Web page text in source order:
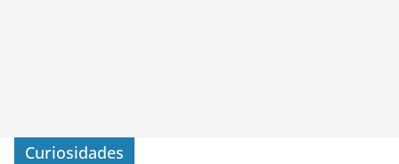
Curiosidades